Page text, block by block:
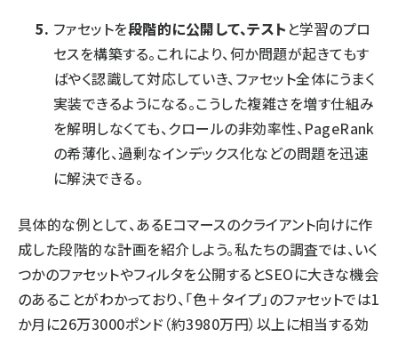
ファセットを段階的に公開して、テストと学習のプロ
セスを構築する。これにより、何か問題が起きてもす
ばやく認識して対応していき、ファセット全体にうまく
実装できるようになる。こうした複雑さを増す仕組み
を解明しなくても、クロールの非効率性、PageRank
の希薄化、過剰なインデックス化などの問題を迅速
に解決できる。
具体的な例として、あるEコマースのクライアント向けに作
成した段階的な計画を紹介しよう。私たちの調査では、いく
つかのファセットやフィルタを公開するとSEOに大きな機会
のあることがわかっており、「色＋タイプ」のファセットでは1
か月に26万3000ポンド（約3980万円）以上に相当する効